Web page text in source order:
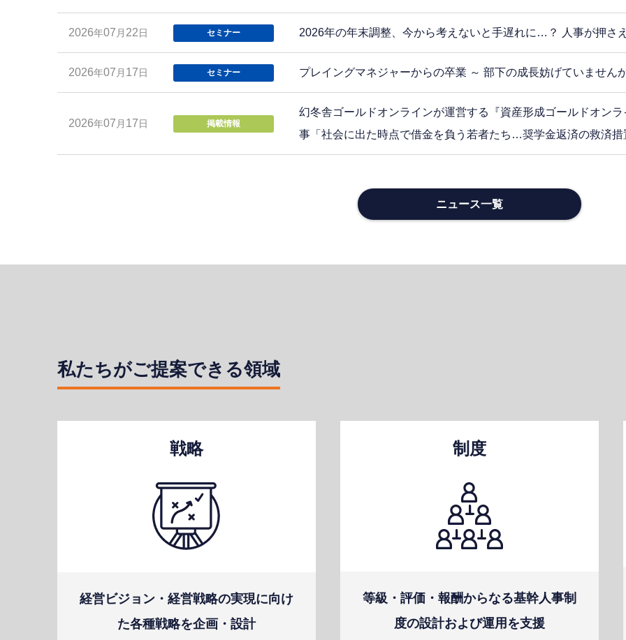
2026年07月 22日 セミナー 2026年の年末調整、今から考えないと手遅れに…？ 人事が押さ
2026年07月 17日 セミナー プレイングマネジャーからの卒業 ～ 部下の成長妨げていません
2026年07月 17日 掲載情報
幻冬舎ゴールドオンラインが運営する『資産形成ゴールドオン
事「社会に出た時点で借金を負う若者たち…奨学金返済の救済
ニュース一覧
私たちがご提案できる領域
戦略
経営ビジョン・経営戦略の実現に向け
た各種戦略を企画・設計
制度
等級・評価・報酬からなる基幹⼈事制
度の設計および運⽤を⽀援